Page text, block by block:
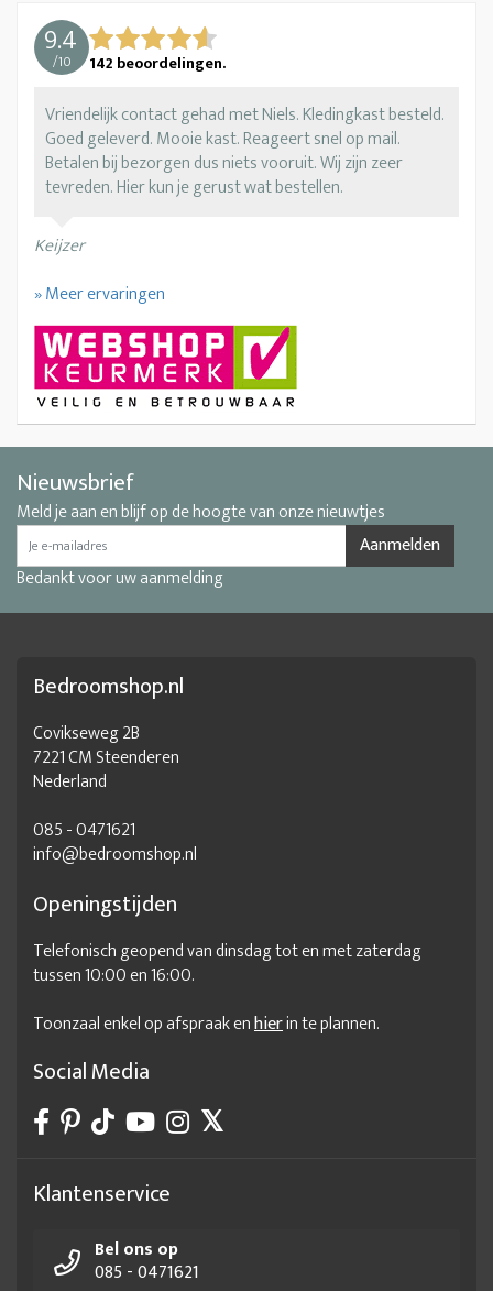
9.4
/10 142 beoordelingen.
Vriendelijk contact gehad met Niels. Kledingkast besteld.
Goed geleverd. Mooie kast. Reageert snel op mail.
Betalen bij bezorgen dus niets vooruit. Wij zijn zeer
tevreden. Hier kun je gerust wat bestellen.
Keijzer
» Meer ervaringen
Nieuwsbrief
Meld je aan en blijf op de hoogte van onze nieuwtjes
Aanmelden
Bedankt voor uw aanmelding
Bedroomshop.nl
Covikseweg 2B
7221 CM Steenderen
Nederland
085 - 0471621
info@bedroomshop.nl
Openingstijden
Telefonisch geopend van dinsdag tot en met zaterdag
tussen 10:00 en 16:00.
Toonzaal enkel op afspraak enhierin te plannen.
Social Media
Klantenservice
Bel ons op
085 - 0471621